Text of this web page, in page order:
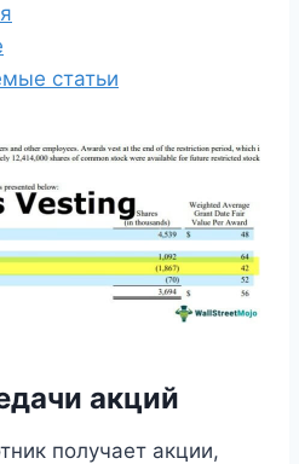
статьи
акций
получает акции,